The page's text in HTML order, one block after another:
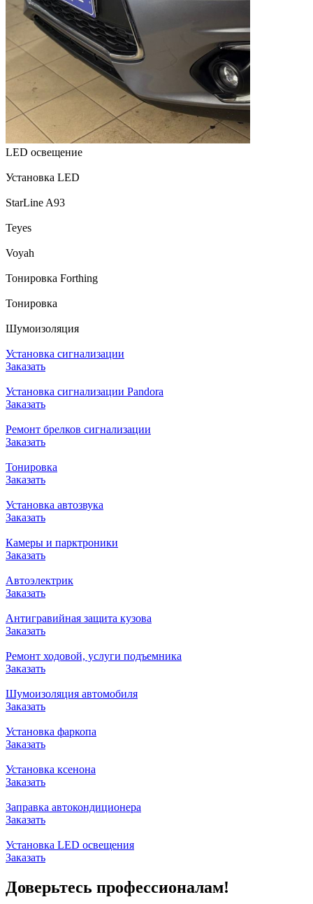
LED освещение
Установка LED
StarLine A93
Teyes
Voyah
Тонировка Forthing
Тонировка
Шумоизоляция
Установка сигнализации
Заказать
Установка сигнализации Pandora
Заказать
Ремонт брелков сигнализации
Заказать
Тонировка
Заказать
Установка автозвука
Заказать
Камеры и парктроники
Заказать
Автоэлектрик
Заказать
Антигравийная защита кузова
Заказать
Ремонт ходовой, услуги подъемника
Заказать
Шумоизоляция автомобиля
Заказать
Установка фаркопа
Заказать
Установка ксенона
Заказать
Заправка автокондиционера
Заказать
Установка LED освещения
Заказать
Доверьтесь профессионалам!